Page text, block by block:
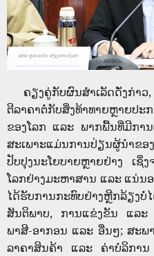
ຄຽງຄູ່ກັບຜົນສໍາເລັດດັ່ງກ່າວ,
ຕີລາຄາຕໍ່ກັບສິ່ງທ້າທາຍຫຼາຍປ
ຂອງໂລກ ແລະ ພາກພື້ນທີ່ມີກາ
ສະເພາະແມ່ນການປ່ຽນຜູ້ນໍາ
ປັບປຸງນະໂຍບາຍຫຼາຍຢ່າງ ເຊິ່
ໂລກຢ່າງມະຫາສານ ແລະ ແນ່ນ
ໄດ້ຮັບການກະທົບຢ່າງຫຼີກລ້ຽ
ສັນຕິພາບ, ການແຂ່ງຂັນ ແລະ
ພາສີ-ອາກອນ ແລະ ອື່ນໆ; ສະພ
ລາຄາສິນຄ້າ ແລະ ຄ່າບໍລິກາ